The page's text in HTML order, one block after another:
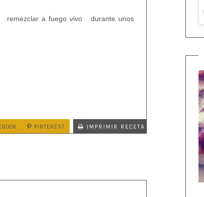
remezclar a fuego vivo durante unos
PINTEREST IMPRIMIR RECETA